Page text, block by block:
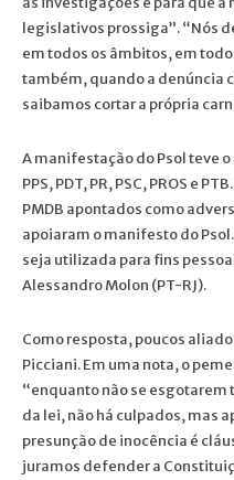
legislativos prossiga”. “Nós
em todos os âmbitos, em
também, quando a denúncia
saibamos cortar a própria
A manifestação do Psol teve
PPS, PDT, PR, PSC, PROS e
PMDB apontados como
apoiaram o manifesto do
seja utilizada para fins
Alessandro Molon (PT-RJ).
Como resposta, poucos
Picciani. Em uma nota, o
“enquanto não se esgotarem
da lei, não há culpados, mas
presunção de inocência é
juramos defender a